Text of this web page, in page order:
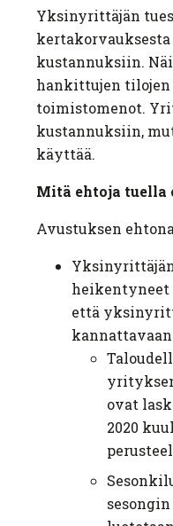
Yksinyrittäjän
kustannuksiin.
hankittujen tilojen
toimistomenot.
kustannuksiin,
käyttää.
Mitä ehtoja tuella
Avustuksen
heikentyneet
että
ovat
2020